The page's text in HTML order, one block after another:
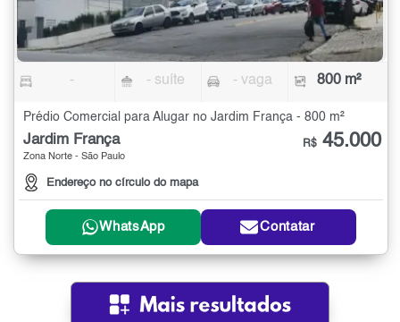
- - suíte - vaga 800 m²
Prédio Comercial para Alugar no Jardim França - 800 m²
Jardim França
Zona Norte - São Paulo
Endereço no círculo do mapa
R$ 45.000
WhatsApp Contatar